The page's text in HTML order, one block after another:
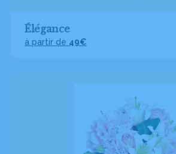
Élégance
à partir de 49€